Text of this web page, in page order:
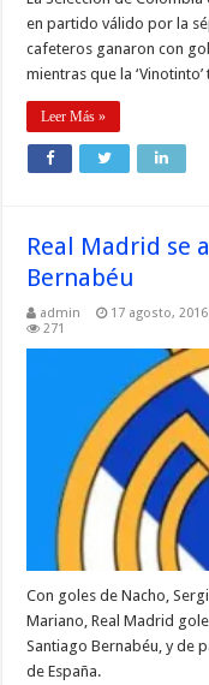
en partido válido por la
cafeteros ganaron con
mientras que la
Leer Más »
Real Madrid se
Bernabéu
admin 17 agosto, 2016
271
Con goles de Nacho,
Mariano, Real Madrid
Santiago Bernabéu, y de
de España.